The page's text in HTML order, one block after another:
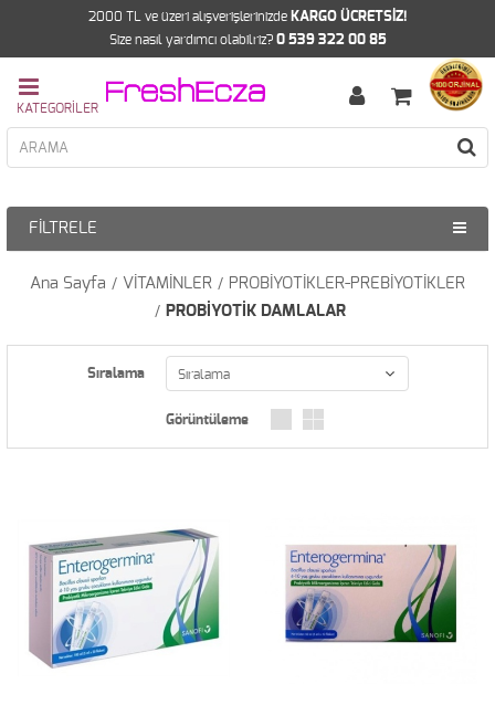
2000 TL ve üzeri alışverişlerinizde KARGO ÜCRETSİZ!
Size nasıl yardımcı olabilriz? 0 539 322 00 85
FILTRELE
Ana Sayfa VİTAMİNLER
PROBİYOTİKLER-PREBİYOTİKLER
PROBİYOTİK DAMLALAR
Sıralama